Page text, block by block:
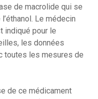
de macrolide qui se
Le médecin
indiqué pour le
les données
toutes les mesures de
de ce médicament